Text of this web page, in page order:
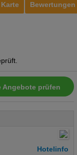
Karte Bewertungen
Angebote prüfen
Hotelinfo